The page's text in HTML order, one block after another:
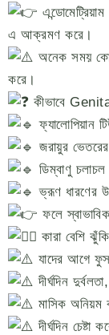
এন্ডোমেট্রিয়াম
এ আক্রমণ করে।
অনেক সময়
করে।
কীভাবে
ফ্যালোপিয়ান
জরায়ুর
ডিম্বাণু
ভ্রূণ ধারণের
ফলে
কারা বেশি
যাদের আগে
দীর্ঘদিন
মাসিক অনিয়ম
দীর্ঘদিন চেষ্টা